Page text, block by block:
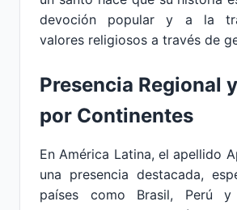
devoción popular y a la
valores religiosos a través de
Presencia Regional
por Continentes
En América Latina, el apellido
una presencia destacada,
países como Brasil, Perú y